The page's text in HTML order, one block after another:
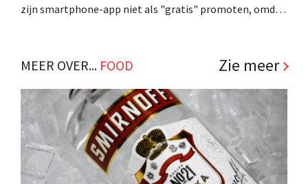
zijn smartphone-app niet als "gratis" promoten, omdat
MEER OVER... FOOD Zie meer